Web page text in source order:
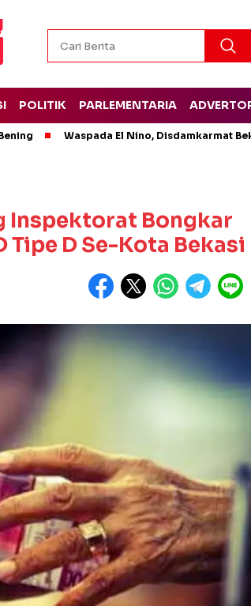
POLITIK PARLEMENTARIA
Waspada El Nino, Disdamkarmat
Inspektorat Bongkar
Tipe D Se-Kota Bekasi